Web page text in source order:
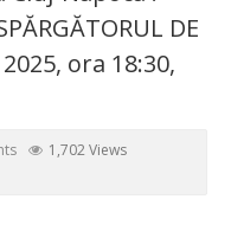
DE
ora 18:30,
1,702 Views